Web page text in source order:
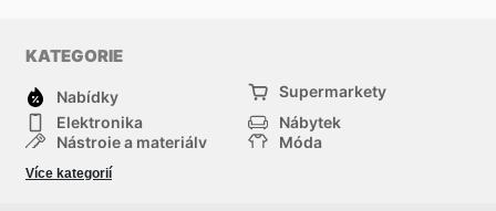
KATEGORIE
Nabídky
Supermarkety
Elektronika
Nábytek
Nástroje a materiály
Móda
Děti
Více kategorií